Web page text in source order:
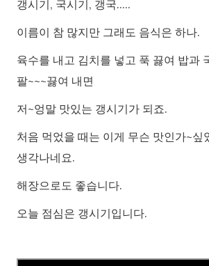
갱시기, 국시기, 갱국.....
이름이 참 많지만 그래도 음식은 하나.
육수를 내고 김치를 넣고 푹 끓여 밥과
팔~~~끓여 내면
저~엉말 맛있는 갱시기가 되죠.
처음 먹었을 때는 이게 무슨 맛인가~싶
생각나네요.
해장으로도 좋습니다.
오늘 점심은 갱시기입니다.